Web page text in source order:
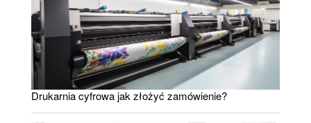
Drukarnia cyfrowa jak złożyć zamówienie?